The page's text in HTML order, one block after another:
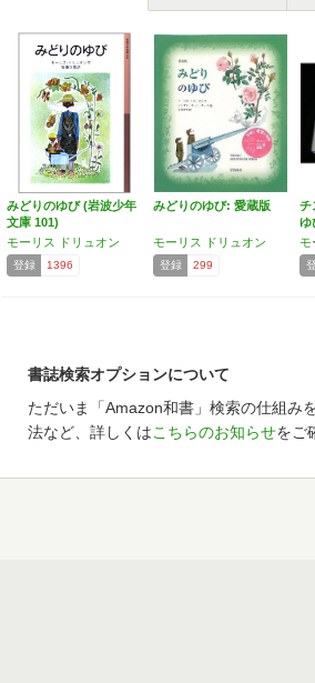
みどりのゆび (岩波少年
文庫 101)
モーリス ドリュオン
登録 1396
みどりのゆび: 愛蔵版
モーリス ドリュオン
登録 299
チ
ゆ
モ
書誌検索オプションについて
ただいま「Amazon和書」検索の仕組み
法など、詳しくはこちらのお知らせをご